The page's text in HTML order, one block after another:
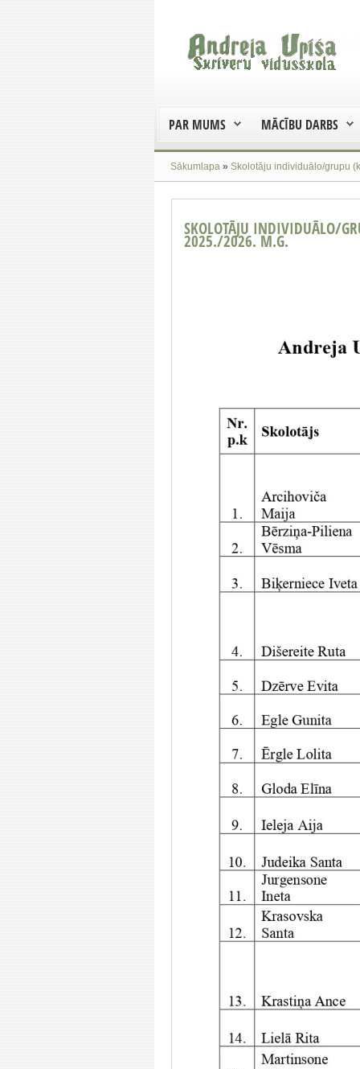
PAR MUMS MĀCĪBU DARBS
Sākumlapa » Skolotāju individuālo/grupu
SKOLOTĀJU INDIVIDUĀLO/
2025./2026. M.G.